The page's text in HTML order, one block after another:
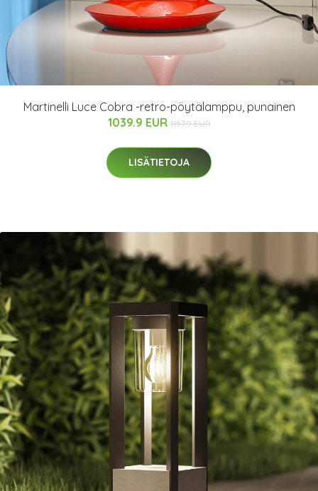
Martinelli Luce Cobra -retro-pöytälamppu, punainen
1039.9 EUR 1157.9 EUR
LISÄTIETOJA